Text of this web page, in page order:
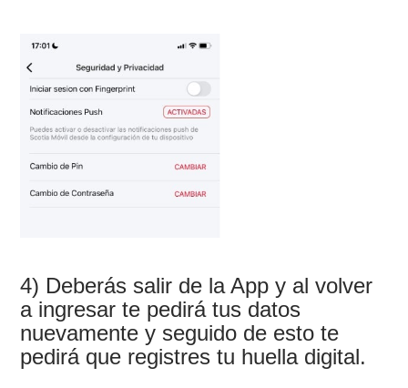
4) Deberás salir de la App y al volver
a ingresar te pedirá tus datos
nuevamente y seguido de esto te
pedirá que registres tu huella digital.